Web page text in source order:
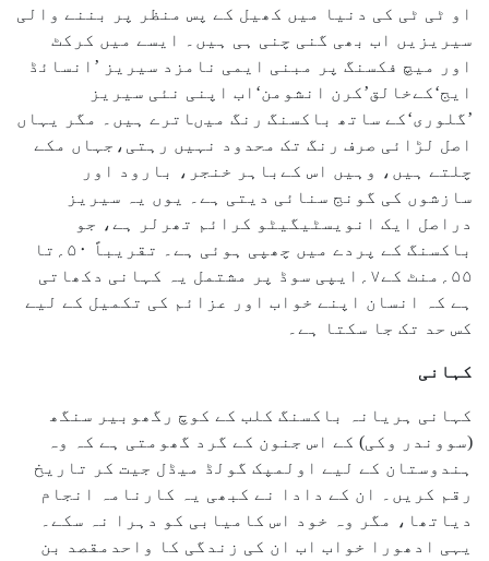
او ٹی ٹی کی دنیا میں کھیل کے پس منظر پر بننے والی
سیریزیں اب بھی گنی چنی ہی ہیں۔ ایسے میں کرکٹ
اور میچ فکسنگ پر مبنی ایمی نامزد سیریز ’انسائڈ
ایج‘کےخالق’کرن انشومن‘اب اپنی نئی سیریز
’گلوری‘کے ساتھ باکسنگ رنگ میںاترے ہیں۔ مگر یہاں
اصل لڑائی صرف رنگ تک محدود نہیں رہتی،جہاں مکے
چلتے ہیں، وہیں اس کےباہر خنجر، بارود اور
سازشوں کی گونج سنائی دیتی ہے۔ یوں یہ سیریز
دراصل ایک انویسٹیگیٹو کرائم تھرلر ہے، جو
باکسنگ کے پردے میں چھپی ہوئی ہے۔ تقریباً ۵۰؍تا
۵۵؍منٹ کے۷؍ایپی سوڈ پر مشتمل یہ کہانی دکھاتی
ہے کہ انسان اپنے خواب اور عزائم کی تکمیل کے لیے
کس حد تک جا سکتا ہے۔
کہانی
کہانی ہریانہ باکسنگ کلب کے کوچ رگھوبیر سنگھ
(سووندر وکی) کے اس جنون کے گرد گھومتی ہے کہ وہ
ہندوستان کے لیے اولمپک گولڈ میڈل جیت کر تاریخ
رقم کریں۔ ان کے دادا نے کبھی یہ کارنامہ انجام
دیاتھا، مگر وہ خود اس کامیابی کو دہرا نہ سکے۔
یہی ادھورا خواب اب ان کی زندگی کا واحدمقصد بن